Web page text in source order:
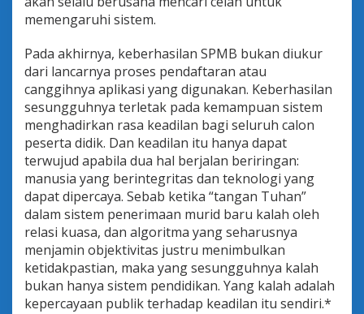
memengaruhi sistem.
Pada akhirnya, keberhasilan SPMB bukan diukur
dari lancarnya proses pendaftaran atau
canggihnya aplikasi yang digunakan. Keberhasilan
sesungguhnya terletak pada kemampuan sistem
menghadirkan rasa keadilan bagi seluruh calon
peserta didik. Dan keadilan itu hanya dapat
terwujud apabila dua hal berjalan beriringan:
manusia yang berintegritas dan teknologi yang
dapat dipercaya. Sebab ketika “tangan Tuhan”
dalam sistem penerimaan murid baru kalah oleh
relasi kuasa, dan algoritma yang seharusnya
menjamin objektivitas justru menimbulkan
ketidakpastian, maka yang sesungguhnya kalah
bukan hanya sistem pendidikan. Yang kalah adalah
kepercayaan publik terhadap keadilan itu sendiri.*